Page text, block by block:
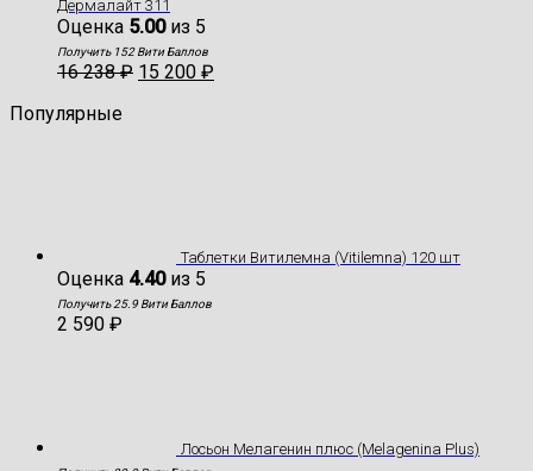
Дермалайт 311
Оценка 5.00из 5
Получить 152 Вити Баллов
16 238₽ 15 200 ₽
Популярные
Таблетки Витилемна (Vitilemna) 120 шт
Оценка 4.40из 5
Получить 25.9 Вити Баллов
2 590 ₽
Лосьон Мелагенин плюс (Melagenina Plus)